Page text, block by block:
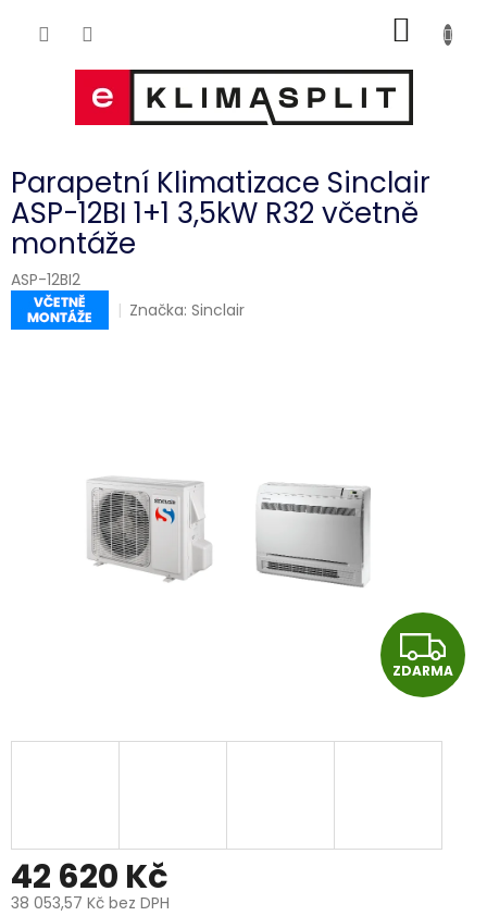
KOŠÍK
Parapetní Klimatizace Sinclair
ASP-12BI 1+1 3,5kW R32 včetně
montáže
ASP-12BI2
Značka:Sinclair
Z
D
ZDARMA
42 620 Kč
38 053,57 Kč bez DPH